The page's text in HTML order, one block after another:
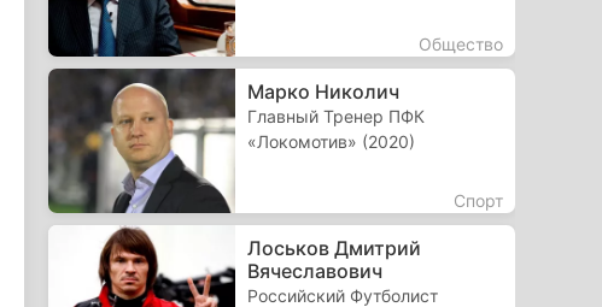
Общество
Марко Николич
Главный Тренер ПФК
«Локомотив» (2020)
Спорт
Лоськов Дмитрий
Вячеславович
Российский Футболист